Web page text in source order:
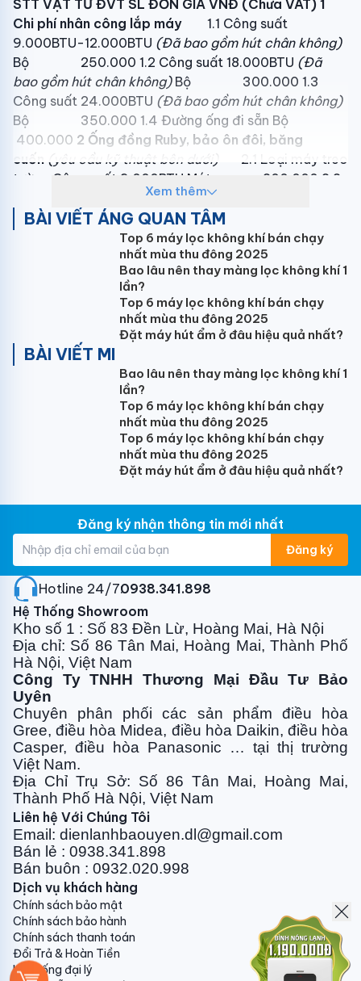
STT VẬT TƯ ĐVT SL ĐƠN GIÁ VNĐ (Chưa VAT) 1
Chi phí nhân công lắp máy
1.1 Công suất
9.000BTU-12.000BTU (Đã bao gồm hút chân không)
Bộ 250.000 1.2 Công suất 18.000BTU (Đã
bao gồm hút chân không)Bộ 300.000 1.3
Công suất 24.000BTU (Đã bao gồm hút chân không)
Bộ 350.000 1.4 Đường ống đi sẵn Bộ
400.000 2 Ống đồng Ruby, bảo ôn đôi, băng
cuốn (yêu cầu kỹ thuật bên dưới) 2.1 Loại máy treo
tường Công suất 9.000BTU Mét 200.000 2.2
Loại máy treo tường Công suất 12.000BTU Mét
220.000 2.3 Loại máy treo tường Công suất
18.000BTU Mét 240.000 2.4 Loại máy treo
tường Công suất 24.000BTU Mét 260.000
3.1 Giá treo tường Công suất
9.000BTU-12.000BTU
(Loại thông dụng)Bộ
90.000 3.2 Giá treo tường Công suất 18.000BTU
(Loại thông dụng)Bộ 120.000 3.3 Giá treo
tường Công suất 24.000BTU
3.4 Giá dọc máy treo tường (Tùy theo địa hình mới sử
Bộ 300.0004
2x1.5mm Trần Phú Mét 20.000 4.2 Dây điện
2x2.5mm Trần Phú Mét 27.0005 Ống nước
5.1 Ống thoát nước mềm Mét 10.000 5.2
Ống thoát nước cứng PVC Ø21 Mét 20.000
40.0006 Chi phí khác6.1 Aptomat 1 pha
Cái 90.000 6.2 Nhân công đục tường đi ống
gas, ống nước âm tường Mét 70.000 6.3 Vật
tư phụ(băng dính, que hàn, đai, ốc vít, bu lông..)Bộ
50.0007 Chi phí phát sinh khác (nếu có)
7.1 Chi phí nhân công tháo máy
thường) Bộ 150.000 7.2 Chi phí làm sạch
đường ống(Đã qua sử dụng - thổi gas hoặc Nitơ) Bộ
200.000 7.3 Chi phí bảo dưỡng máy
gồm chi phí nạp gas nếu có)Bộ 200.000 7.4
Chi phí khoan rút lõi tường gạch 10-20cm
dụng trường hợp khoan bê tông)Bộ 150.000
7.5 Chi phí nạp gas(R410A, R32)7.000
Quý khách hàng lưu ý:
- Giá trên chưa bao gồm thuế VAT 10%;
- Ống đồng dày0,61mm
đồng dày0,71mmcho ống Ø16,Ø19;
- Các hãng điều hòa chỉ áp dụng bảo hành sản phẩm
khi sử dụng lắp đặt bảo ôn đôi (
1 đường bảo ôn);
-Nhân công lắp đặt đã bao gồm HÚT CHÂN
KHÔNG bằng máy chuyên dụng
(Đảm bảo hiệu suất
làm lạnh tối ưu, vận hành êm...)
Xem thêm
BÀI VIẾT ÁNG QUAN TÂM
Top 6 máy lọc không khí bán chạy
nhất mùa thu đông 2025
Bao lâu nên thay màng lọc không khí 1
lần?
Top 6 máy lọc không khí bán chạy
nhất mùa thu đông 2025
Đặt máy hút ẩm ở đâu hiệu quả nhất?
BÀI VIẾT MI
Bao lâu nên thay màng lọc không khí 1
lần?
Top 6 máy lọc không khí bán chạy
nhất mùa thu đông 2025
Top 6 máy lọc không khí bán chạy
nhất mùa thu đông 2025
Đặt máy hút ẩm ở đâu hiệu quả nhất?
Đăng ký nhận thông tin mới nhất
Đăng ký
Hotline 24/7:0938.341.898
Hệ Thống Showroom
Kho số 1 : Số 83 Đền Lừ, Hoàng Mai, Hà Nội
Địa chỉ: Số 86 Tân Mai, Hoàng Mai, Thành Phố
Hà Nội, Việt Nam
Công Ty TNHH Thương Mại Đầu Tư Bảo
Uyên
Chuyên phân phối các sản phẩm điều hòa
Gree, điều hòa Midea, điều hòa Daikin, điều hòa
Casper, điều hòa Panasonic … tại thị trường
Việt Nam.
Địa Chỉ Trụ Sở: Số 86 Tân Mai, Hoàng Mai,
Thành Phố Hà Nội, Việt Nam
Liên hệ Với Chúng Tôi
Email: dienlanhbaouyen.dl@gmail.com
Bán lẻ : 0938.341.898
Bán buôn : 0932.020.998
Dịch vụ khách hàng
Chính sách bảo mật
Chính sách bảo hành
Chính sách thanh toán
Đổi Trả & Hoàn Tiền
Hệ thống đại lý